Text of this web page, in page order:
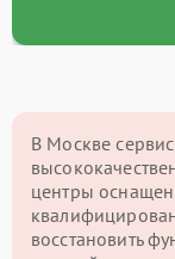
В Москве
центры
восстановить